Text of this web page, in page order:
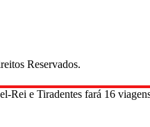
Reservados.
Rei e Tiradentes fará 16